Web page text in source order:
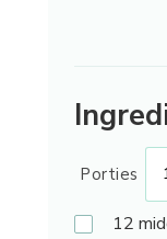
Porties
12